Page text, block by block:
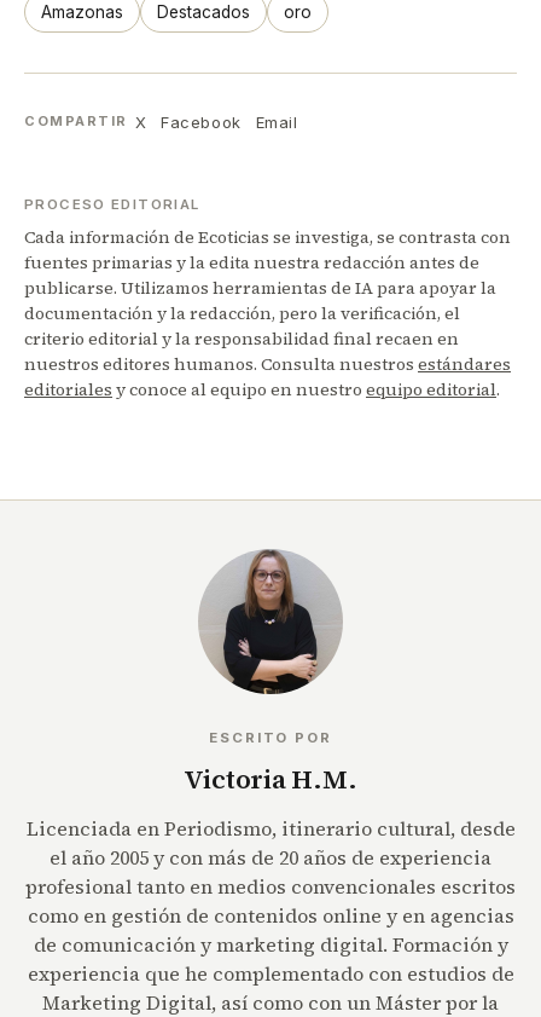
Amazonas Destacados oro
COMPARTIR X Facebook Email
PROCESO EDITORIAL
Cada información de Ecoticias se investiga, se contrasta con
fuentes primarias y la edita nuestra redacción antes de
publicarse. Utilizamos herramientas de IA para apoyar la
documentación y la redacción, pero la verificación, el
criterio editorial y la responsabilidad final recaen en
nuestros editores humanos. Consulta nuestros estándares
editoriales y conoce al equipo en nuestro equipo editorial.
ESCRITO POR
Victoria H.M.
Licenciada en Periodismo, itinerario cultural, desde
el año 2005 y con más de 20 años de experiencia
profesional tanto en medios convencionales escritos
como en gestión de contenidos online y en agencias
de comunicación y marketing digital. Formación y
experiencia que he complementado con estudios de
Marketing Digital, así como con un Máster por la